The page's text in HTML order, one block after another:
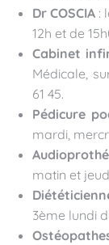
Dr COSCIA :
12h et de
Cabinet
Médicale,
61 45.
Pédicure
mardi,
matin et
3ème lundi